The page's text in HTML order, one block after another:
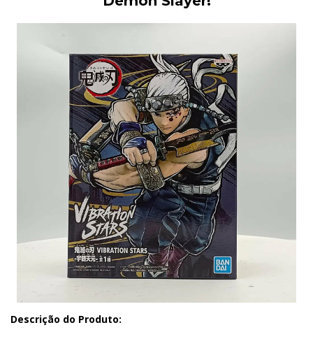
Descrição do Produto: